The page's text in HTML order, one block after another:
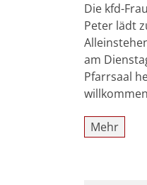
Die kfd-
Peter lädt
am
Pfarrsaal
Mehr